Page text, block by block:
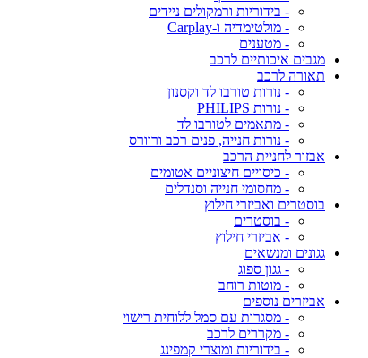
- בידוריות ורמקולים ניידים
- מולטימדיה ו-Carplay
- מטענים
מגבים איכותיים לרכב
תאורה לרכב
- נורות טורבו לד וקסנון
- נורות PHILIPS
- מתאמים לטורבו לד
- נורות חנייה, פנים רכב ורוורס
אבזור לחניית הרכב
- כיסויים חיצוניים אטומים
- מחסומי חנייה וסנדלים
בוסטרים ואביזרי חילוץ
- בוסטרים
- אביזרי חילוץ
גגונים ומנשאים
- גגון ספוג
- מוטות רוחב
אביזרים נוספים
- מסגרות עם סמל ללוחית רישוי
- מקררים לרכב
- בידוריות ומוצרי קמפינג